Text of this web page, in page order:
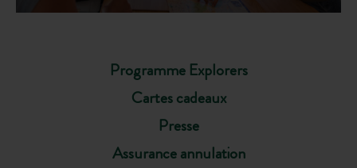
Programme Explorers
Cartes cadeaux
Presse
Assurance annulation